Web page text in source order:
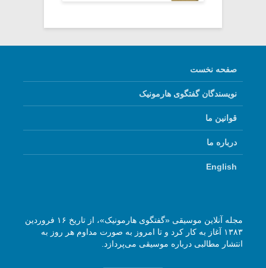
صفحه نخست
نویسندگان گفتگوی هارمونیک
قوانین ما
درباره ما
English
مجله آنلاین موسیقی «گفتگوی هارمونیک»، از تاریخ ۱۶ فروردین
۱۳۸۳ آغاز به کار کرد و تا امروز به صورت مداوم هر روز به
انتشار مطالبی درباره موسیقی می‌پردازد.